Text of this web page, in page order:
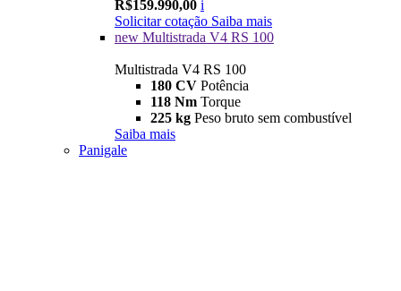
R$159.990,00 i
Solicitar cotação Saiba mais
new Multistrada V4 RS 100
Multistrada V4 RS 100
180 CV Potência
118 Nm Torque
225 kg Peso bruto sem combustível
Saiba mais
Panigale